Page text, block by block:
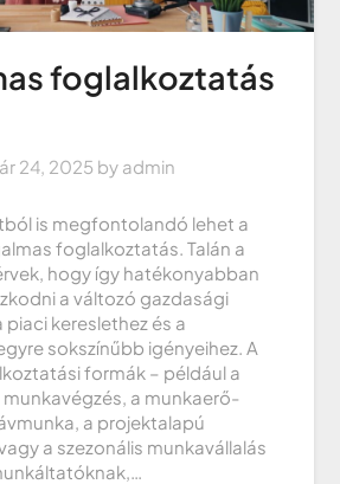
foglalkoztatás
24, 2025 by admin
is megfontolandó lehet a
foglalkoztatás. Talán a
hogy így hatékonyabban
a változó gazdasági
piaci kereslethez és a
sokszínűbb igényeihez. A
formák – például a
a munkaerő-
a projektalapú
a szezonális munkavállalás